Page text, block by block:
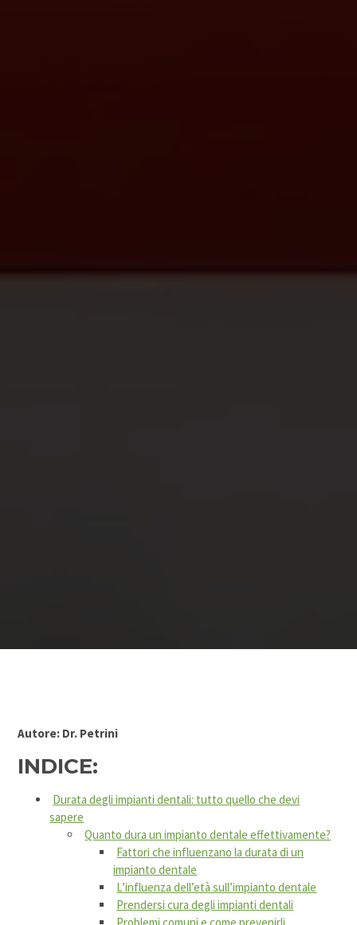
Autore: Dr. Petrini
INDICE:
Durata degli impianti dentali: tutto quello che devi
sapere
Quanto dura un impianto dentale effettivamente?
Fattori che influenzano la durata di un
impianto dentale
L’influenza dell’età sull’impianto dentale
Prendersi cura degli impianti dentali
Problemi comuni e come prevenirli